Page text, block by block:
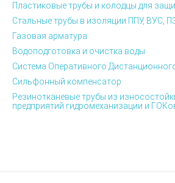
Пластиковые трубы и колодцы для
Стальные трубы в изоляции ППУ, ВУС,
Газовая арматура
Водоподготовка и очистка воды
Система Оперативного
Сильфонный компенсатор
Резинотканевые трубы из
предприятий гидромеханизации и